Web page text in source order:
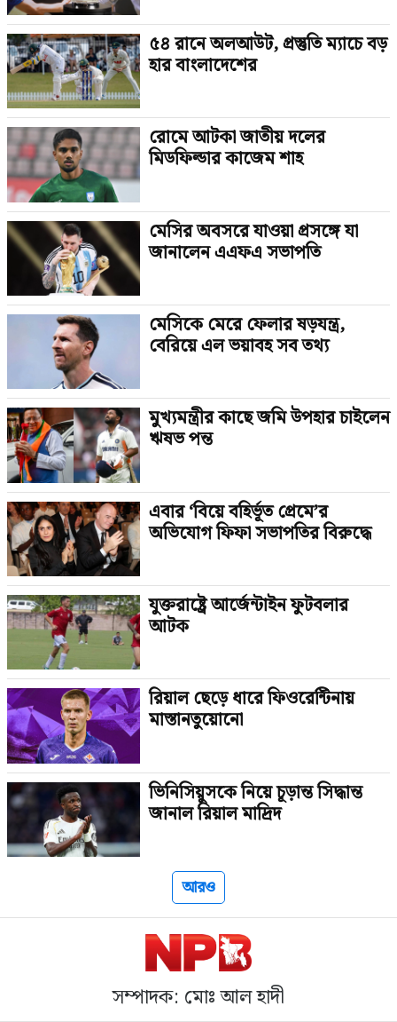
৫৪ রানে অলআউট, প্রস্তুতি ম্যাচে বড়
হার বাংলাদেশের
রোমে আটকা জাতীয় দলের
মিডফিল্ডার কাজেম শাহ
মেসির অবসরে যাওয়া প্রসঙ্গে যা
জানালেন এএফএ সভাপতি
মেসিকে মেরে ফেলার ষড়যন্ত্র,
বেরিয়ে এল ভয়াবহ সব তথ্য
মুখ্যমন্ত্রীর কাছে জমি উপহার চাইলেন
ঋষভ পন্ত
এবার ‘বিয়ে বহির্ভূত প্রেমে’র
অভিযোগ ফিফা সভাপতির বিরুদ্ধে
যুক্তরাষ্ট্রে আর্জেন্টাইন ফুটবলার
আটক
রিয়াল ছেড়ে ধারে ফিওরেন্টিনায়
মাস্তানতুয়োনো
ভিনিসিয়ুসকে নিয়ে চূড়ান্ত সিদ্ধান্ত
জানাল রিয়াল মাদ্রিদ
আরও
সম্পাদক: মোঃ আল হাদী